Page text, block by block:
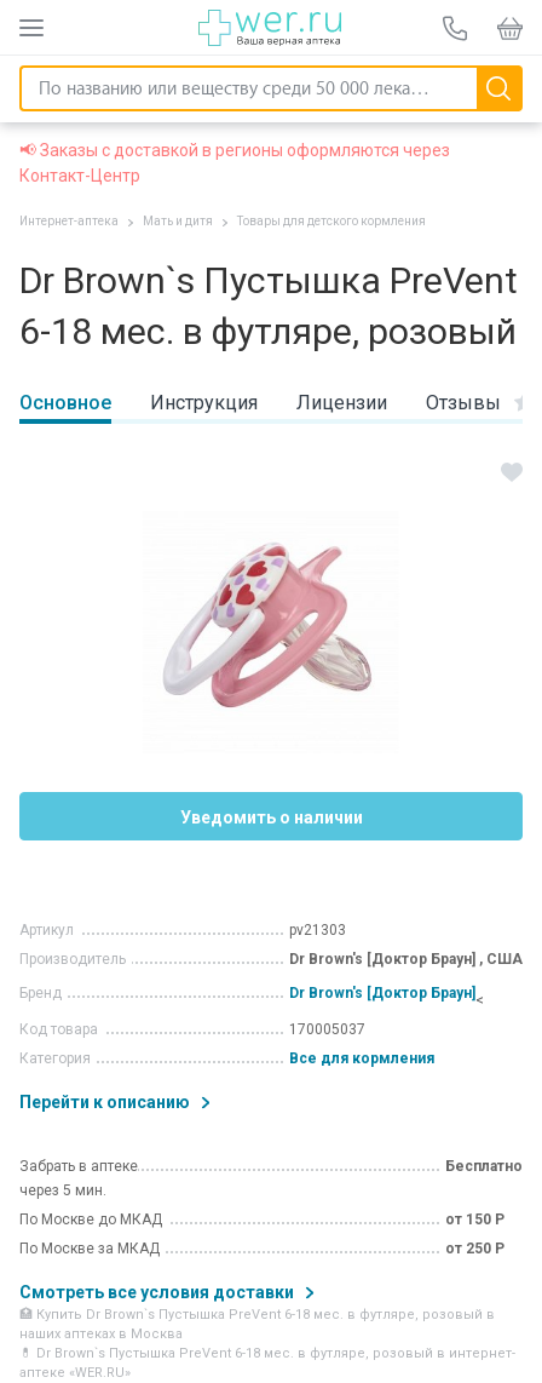
📢 Заказы с доставкой в регионы оформляются через
Контакт-Центр
Интернет-аптека Мать и дитя Товары для детского кормления
Dr Brown`s Пустышка PreVent
6-18 мес. в футляре, розовый
Основное Инструкция Лицензии Отзывы
Уведомить о наличии
Артикул
pv21303
Производитель
Dr Brown's [Доктор Браун] , США
Бренд
Dr Brown's [Доктор Браун] <
Код товара
170005037
Категория
Все для кормления
Перейти к описанию
Забрать в аптеке
через 5 мин.
Бесплатно
По Москве до МКАД
от 150 Р
По Москве за МКАД
от 250 Р
Смотреть все условия доставки
🏥 Купить Dr Brown`s Пустышка PreVent 6-18 мес. в футляре, розовый в
наших аптеках в Москва
💊 Dr Brown`s Пустышка PreVent 6-18 мес. в футляре, розовый в интернет-
аптеке «WER.RU»